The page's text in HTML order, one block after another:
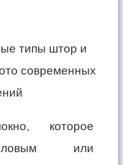
которое
или